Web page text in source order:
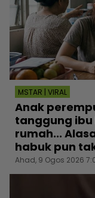
MSTAR | VIRAL
Anak
tanggung ibu
rumah...
habuk pun
Ahad, 9 Ogos 2026